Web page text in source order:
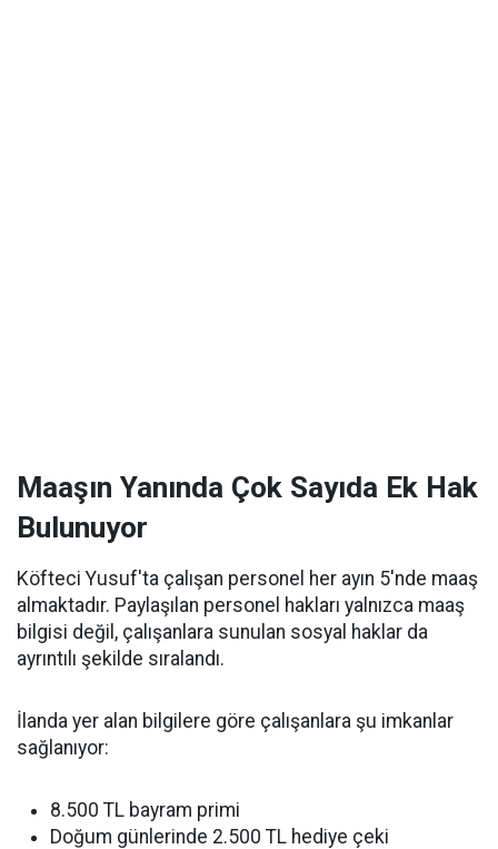
Maaşın Yanında Çok Sayıda Ek Hak
Bulunuyor
Köfteci Yusuf'ta çalışan personel her ayın 5'nde maaş
almaktadır. Paylaşılan personel hakları yalnızca maaş
bilgisi değil, çalışanlara sunulan sosyal haklar da
ayrıntılı şekilde sıralandı.
İlanda yer alan bilgilere göre çalışanlara şu imkanlar
sağlanıyor:
8.500 TL bayram primi
Doğum günlerinde 2.500 TL hediye çeki